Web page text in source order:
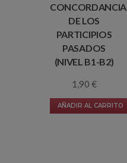
CONCORDANCIA
DE LOS
PARTICIPIOS
PASADOS
(NIVEL B1-B2)
1,90 €
AÑADIR AL CARRITO